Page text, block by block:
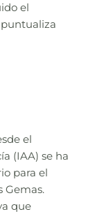
el
puntualiza
el
(IAA) se ha
para el
Gemas.
que